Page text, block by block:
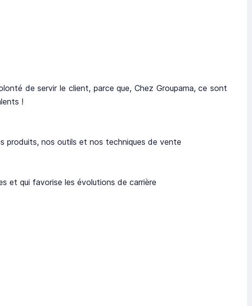
de servir le client, parce que, Chez Groupama, ce sont
!
produits, nos outils et nos techniques de vente
et qui favorise les évolutions de carrière